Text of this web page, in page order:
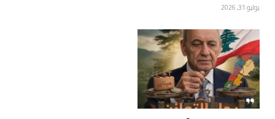
يوليو 31, 2026